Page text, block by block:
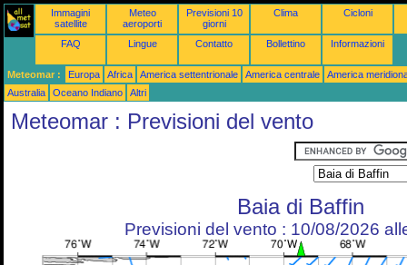
Immagini
satellite
Meteo
aeroporti
Previsioni 10
giorni
Clima Cicloni
FAQ Lingue Contatto Bollettino Informazioni
Meteomar : Europa Africa America settentrionale America centrale
America
Australia
Oceano Indiano Altri
Meteomar : Previsioni del vento
Baia di Baffin
Previsioni del vento : 10/08/2026